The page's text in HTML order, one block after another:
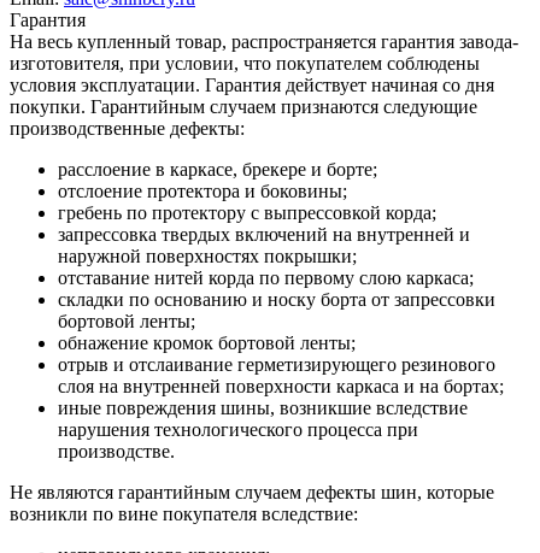
Гарантия
На весь купленный товар, распространяется гарантия завода-
изготовителя, при условии, что покупателем соблюдены
условия эксплуатации. Гарантия действует начиная со дня
покупки. Гарантийным случаем признаются следующие
производственные дефекты:
расслоение в каркасе, брекере и борте;
отслоение протектора и боковины;
гребень по протектору с выпрессовкой корда;
запрессовка твердых включений на внутренней и
наружной поверхностях покрышки;
отставание нитей корда по первому слою каркаса;
складки по основанию и носку борта от запрессовки
бортовой ленты;
обнажение кромок бортовой ленты;
отрыв и отслаивание герметизирующего резинового
слоя на внутренней поверхности каркаса и на бортах;
иные повреждения шины, возникшие вследствие
нарушения технологического процесса при
производстве.
Не являются гарантийным случаем дефекты шин, которые
возникли по вине покупателя вследствие: